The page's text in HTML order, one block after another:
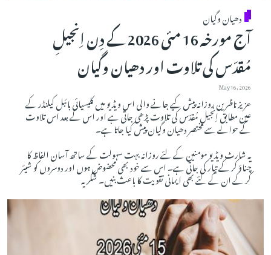
دھیان وگیان
آج مورخہ 16 مئی 2026 کے دِن اِنجیلِ
مُقدّس کی تلاوت اور دھیان وگیان
May 16, 2026
عزیز ناظرین روزانہ پیش کیے جانے والی اس ویڈیو میں کلیسیائی بائبل کیلنڈر کے
عین مطابق اِنجیلِ مُقدّس کی تلاوت پڑھی جاتی ہے اور اس کے بعد اس تلاوت
کے حوالے سے مختصر دھیان وگیان پیش کیا جاتا ہے۔
یہ شارٹ ویڈیو مومنین کے لئے روزانہ بہت سہولت کے ساتھ آسان الفاظ کا
چناؤ کر کے تیار کی جاتی ہے۔ اس سے خود بھی محضوض ہوں اور دوسروں کو شیئر
کر کے ان کے لئے بھی ایمانی تقویت کا باعث بنیں۔ شکریہ